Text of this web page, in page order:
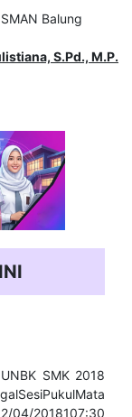
Balung
S.Pd., M.P.
SMK 2018
04/2018107:30